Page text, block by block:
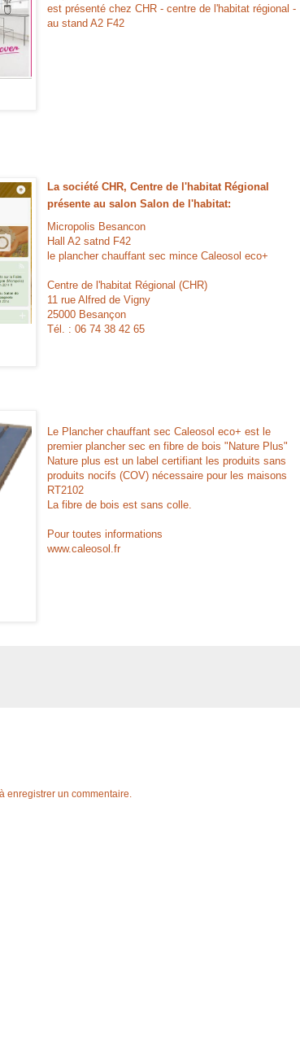
est présenté chez CHR - centre de l'habitat régional -
au stand A2 F42
La société CHR, Centre de l'habitat Régional
présente au salon Salon de l'habitat:
Micropolis Besancon
Hall A2 satnd F42
le plancher chauffant sec mince Caleosol eco+
Centre de l'habitat Régional (CHR)
11 rue Alfred de Vigny
25000 Besançon
Tél. : 06 74 38 42 65
Le Plancher chauffant sec Caleosol eco+ est le
premier plancher sec en fibre de bois "Nature Plus"
Nature plus est un label certifiant les produits sans
produits nocifs (COV) nécessaire pour les maisons
RT2102
La fibre de bois est sans colle.
Pour toutes informations
www.caleosol.fr
enregistrer un commentaire.